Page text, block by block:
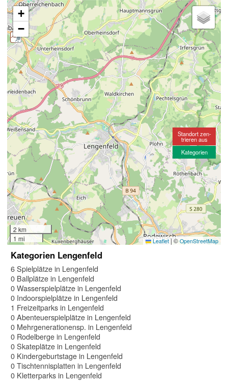
+
−
2 km
1 mi
Leaflet |© OpenStreetMap
Standort zen-
trieren aus
Kategorien
Kategorien Lengenfeld
6 Spielplätze in Lengenfeld
0 Ballplätze in Lengenfeld
0 Wasserspielplätze in Lengenfeld
0 Indoorspielplätze in Lengenfeld
1 Freizeitparks in Lengenfeld
0 Abenteuerspielplätze in Lengenfeld
0 Mehrgenerationensp. in Lengenfeld
0 Rodelberge in Lengenfeld
0 Skateplätze in Lengenfeld
0 Kindergeburtstage in Lengenfeld
0 Tischtennisplatten in Lengenfeld
0 Kletterparks in Lengenfeld